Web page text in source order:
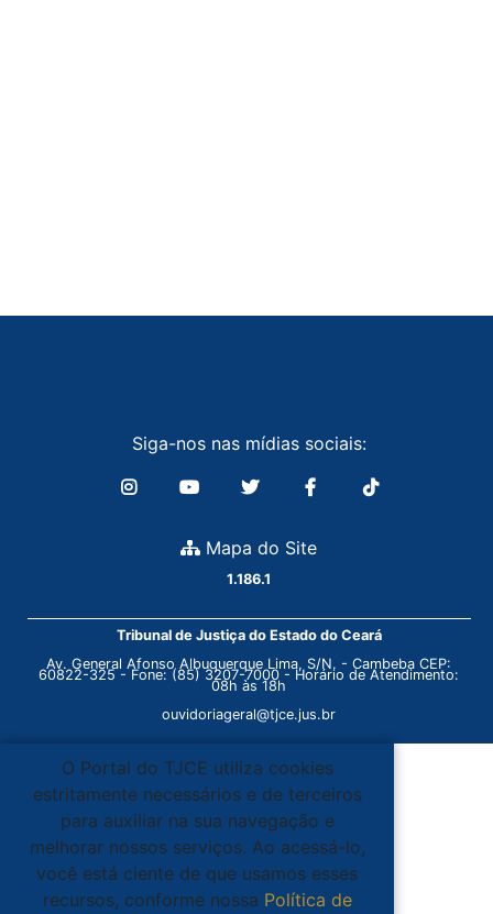
Siga-nos nas mídias sociais:
Mapa do Site
1.186.1
Tribunal de Justiça do Estado do Ceará
Av. General Afonso Albuquerque Lima, S/N. - Cambeba CEP:
60822-325 - Fone: (85) 3207-7000 - Horário de Atendimento:
08h às 18h
ouvidoriageral@tjce.jus.br
O Portal do TJCE utiliza cookies
estritamente necessários e de terceiros
para auxiliar na sua navegação e
melhorar nossos serviços. Ao acessá-lo,
você está ciente de que usamos esses
recursos, conforme nossa Política de